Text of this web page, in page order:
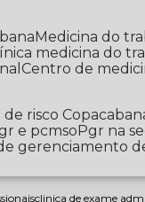
Medicina do
Clínica medicina do
Centro de
risco
e pcmso Pgr na
gerenciamento
clinica de exame